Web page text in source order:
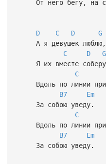
От него бегу, на
D C D
G
А я девушек люблю,
C
D
G
Я их вместе
C
Вдоль по линии
B7
Em
За собою уведу.
C
Вдоль по линии
B7
Em
За собою уведу.